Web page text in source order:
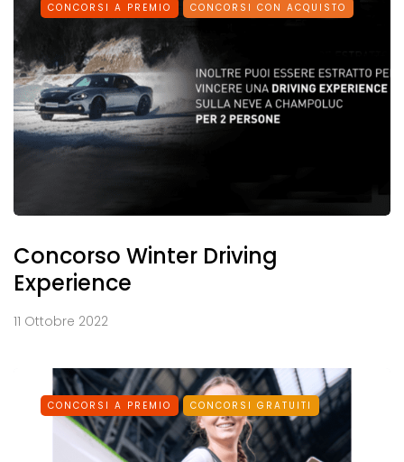
CONCORSI A PREMIO CONCORSI CON ACQUISTO
Concorso Winter Driving
Experience
11 Ottobre 2022
CONCORSI A PREMIO CONCORSI GRATUITI